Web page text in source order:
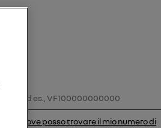
dove posso trovare il mio numero di